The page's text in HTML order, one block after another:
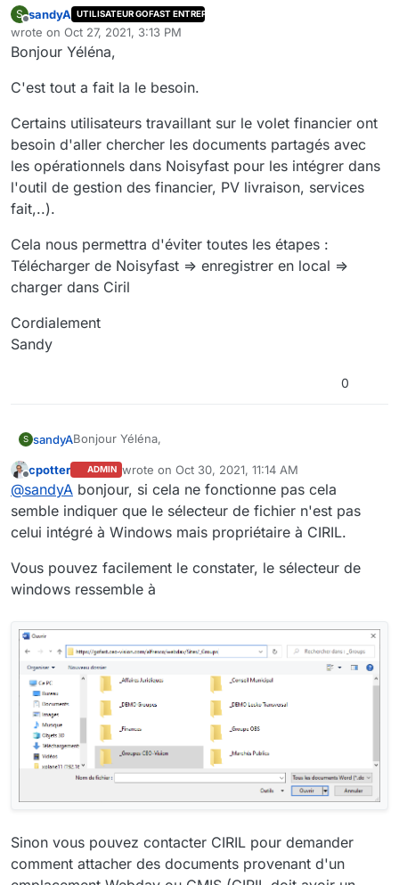
S
Offline
sandyA UTILISATEUR GOFAST ENTREPRISE
wrote on Oct 27, 2021, 3:13 PM
last edited by
Bonjour Yéléna,
C'est tout a fait la le besoin.
Certains utilisateurs travaillant sur le volet financier ont
besoin d'aller chercher les documents partagés avec
les opérationnels dans Noisyfast pour les intégrer dans
l'outil de gestion des financier, PV livraison, services
fait,..).
Cela nous permettra d'éviter toutes les étapes :
Télécharger de Noisyfast => enregistrer en local =>
charger dans Ciril
Cordialement
Sandy
0
S sandyABonjour Yéléna,
C'est tout a fait la le besoin.
Certains utilisateurs travaillant sur le volet financier ont
besoin d'aller chercher les documents partagés avec
les opérationnels dans Noisyfast pour les intégrer dans
l'outil de gestion des financier, PV livraison, services
fait,..).
Cela nous permettra d'éviter toutes les étapes :
Télécharger de Noisyfast => enregistrer en local =>
charger dans Ciril
Cordialement
Sandy
Offline
cpotter ADMIN wrote on Oct 30, 2021, 11:14 AM
last edited by cpotter Oct 30, 2021, 1:20 PM
@sandyA bonjour, si cela ne fonctionne pas cela
semble indiquer que le sélecteur de fichier n'est pas
celui intégré à Windows mais propriétaire à CIRIL.
Vous pouvez facilement le constater, le sélecteur de
windows ressemble à
Sinon vous pouvez contacter CIRIL pour demander
comment attacher des documents provenant d'un